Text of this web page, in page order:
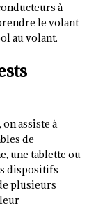
à
le volant
au volant.
assiste à
de
une tablette ou
dispositifs
plusieurs